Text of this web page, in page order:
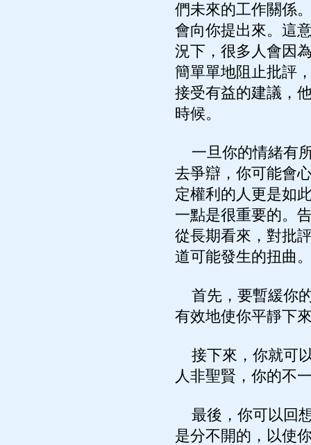
們未來的工作關係
會向你提出來。這
況下，很多人會因
簡單單地阻止批評
接受有益的建議，
時候。
一旦你的情緒有
去爭辯，你可能會
定權利的人更是如
一點是很重要的。
從長期看來，對批
道可能發生的扭曲
首先，要暫緩你
有效地使你平靜下來
接下來，你就可
人非聖賢，你的不
最後，你可以回
是分不開的，以使